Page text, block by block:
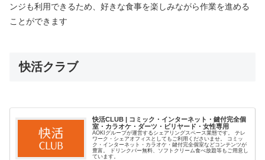
ンジも利用できるため、好きな食事を楽しみながら作業を進める
ことができます
快活クラブ
快活CLUB | コミック・インターネット・鍵付完全個
室・カラオケ・ダーツ・ビリヤード・女性専用
AOKIグループが運営するシェアリングスペース業態です。 テレ
ワーク・シェアオフィスとしてもご利用くださいませ。 コミッ
ク・インターネット・カラオケ・鍵付完全個室などコンテンツが
豊富。 ドリンクバー無料、ソフトクリーム食べ放題等もご用意し
ています。